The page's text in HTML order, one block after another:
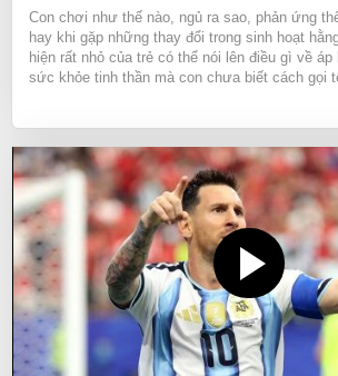
Con chơi như thế nào, ngủ ra sao, phản ứng
hay khi gặp những thay đổi trong sinh hoạt
hiện rất nhỏ của trẻ có thể nói lên điều gì về
sức khỏe tinh thần mà con chưa biết cách gọi